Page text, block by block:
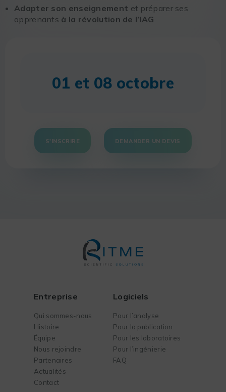
Adapter son enseignement et préparer ses
apprenants à la révolution de l’IAG
01 et 08 octobre
S'INSCRIRE DEMANDER UN DEVIS
Entreprise
Qui sommes-nous
Histoire
Équipe
Nous rejoindre
Partenaires
Actualités
Contact
Logiciels
Pour l’analyse
Pour la publication
Pour les laboratoires
Pour l’ingénierie
FAQ